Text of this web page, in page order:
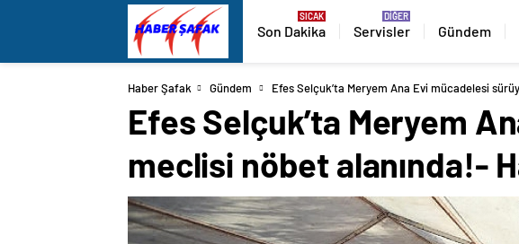
Son Dakika Servisler Gündem
Haber Şafak Gündem Efes Selçuk’ta Meryem Ana Evi mücadelesi
Efes Selçuk’ta Meryem
meclisi nöbet alanında!-